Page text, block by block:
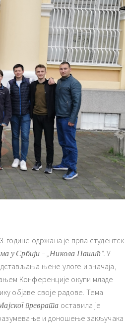
године одржана је прва
у Србији – „Никола Пашић“.У
њене улоге и значаја,
Конференције окупи младе
објаве своје радове. Тема
преврата оставила је
и доношење закључака